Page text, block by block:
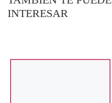
INTERESAR